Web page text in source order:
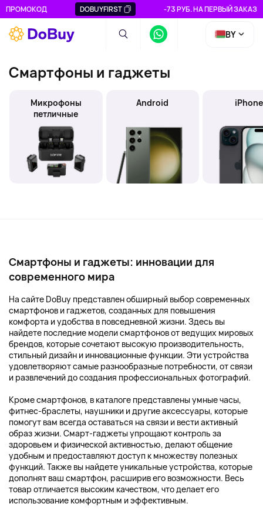
ПРОМОКОД DOBUYFIRST -73 РУБ. НА ПЕРВЫЙ ЗАКАЗ
BY
Смартфоны и гаджеты
Микрофоны
петличные
Android iPhone
Смартфоны и гаджеты: инновации для
современного мира
На сайте DoBuy представлен обширный выбор современных
смартфонов и гаджетов, созданных для повышения
комфорта и удобства в повседневной жизни. Здесь вы
найдете последние модели смартфонов от ведущих мировых
брендов, которые сочетают высокую производительность,
стильный дизайн и инновационные функции. Эти устройства
удовлетворяют самые разнообразные потребности, от связи
и развлечений до создания профессиональных фотографий.
Кроме смартфонов, в каталоге представлены умные часы,
фитнес-браслеты, наушники и другие аксессуары, которые
помогут вам всегда оставаться на связи и вести активный
образ жизни. Смарт-гаджеты упрощают контроль за
здоровьем и физической активностью, делают общение
удобным и предоставляют доступ к множеству полезных
функций. Также вы найдете уникальные устройства, которые
дополнят ваш смартфон, расширив его возможности. Весь
товар отличается высоким качеством, что делает его
использование комфортным и эффективным.